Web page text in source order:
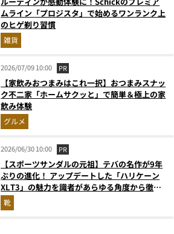
ムライン「プロジスタ」で始めるワンランク上
のヒゲ剃り習慣
雑貨
2026/07/09 10:00 PR
【家飲みおつまみはこれ一択】おつまみスナッ
ク不二家「ホームサクッと」で簡単＆極上の家
飲み体験
グルメ
2026/06/30 10:00 PR
【スポーツサンダルの元祖】テバの名作が9年
ぶりの進化！ アップデートした「ハリケーン
XLT3」の魅力を識者があらゆる角度から徹底
解説！
靴